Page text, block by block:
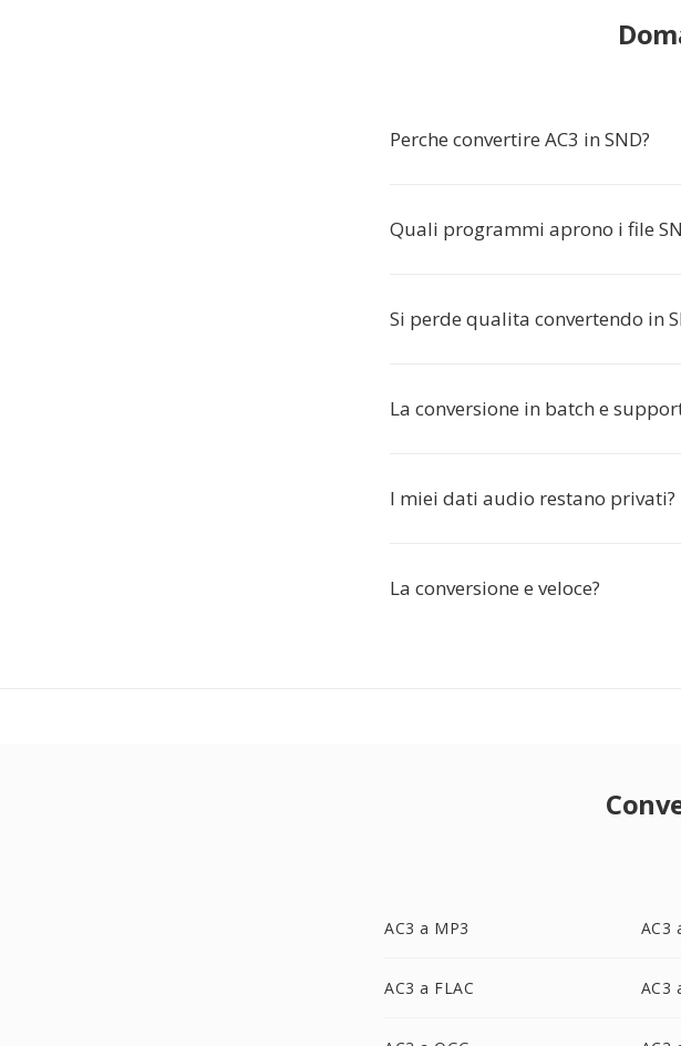
Perche convertire AC3 in SND?
Quali programmi aprono i file
Si perde qualita convertendo in
La conversione in batch e
I miei dati audio restano privati?
La conversione e veloce?
AC3 a MP3 AC3
AC3 a FLAC AC3